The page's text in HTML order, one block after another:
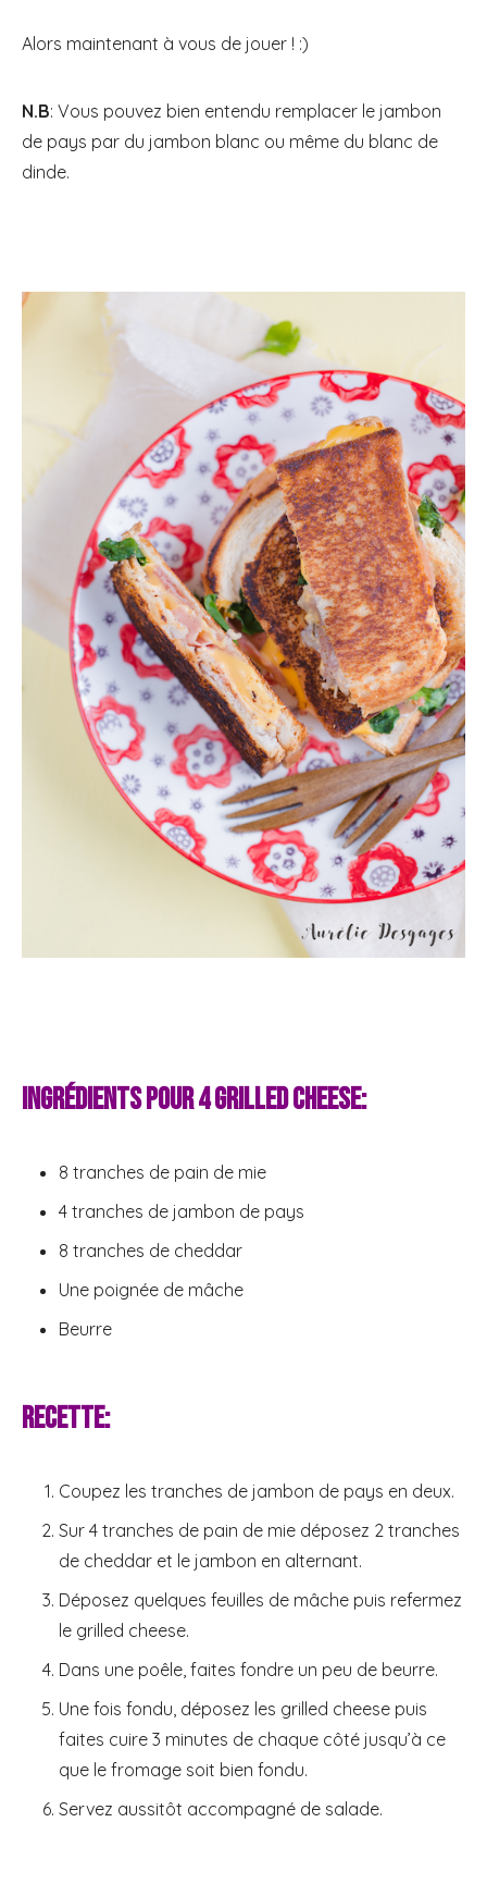
Alors maintenant à vous de jouer ! :)
N.B: Vous pouvez bien entendu remplacer le jambon
de pays par du jambon blanc ou même du blanc de
dinde.
Ingrédients pour 4 grilled cheese:
8 tranches de pain de mie
4 tranches de jambon de pays
8 tranches de cheddar
Une poignée de mâche
Beurre
Recette:
Coupez les tranches de jambon de pays en deux.
Sur 4 tranches de pain de mie déposez 2 tranches
de cheddar et le jambon en alternant.
Déposez quelques feuilles de mâche puis refermez
le grilled cheese.
Dans une poêle, faites fondre un peu de beurre.
Une fois fondu, déposez les grilled cheese puis
faites cuire 3 minutes de chaque côté jusqu’à ce
que le fromage soit bien fondu.
Servez aussitôt accompagné de salade.